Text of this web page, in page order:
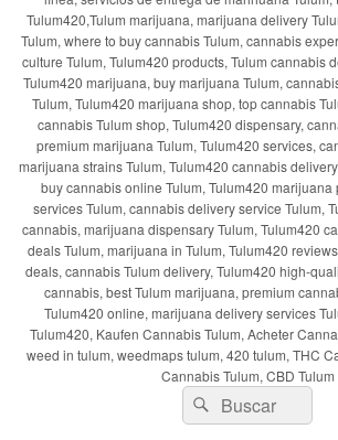
Tulum420,Tulum marijuana, marijuana delivery
Tulum, where to buy cannabis Tulum, cannabis
culture Tulum, Tulum420 products, Tulum cannabis
Tulum420 marijuana, buy marijuana Tulum,
Tulum, Tulum420 marijuana shop, top cannabis
cannabis Tulum shop, Tulum420 dispensary,
premium marijuana Tulum, Tulum420 services,
marijuana strains Tulum, Tulum420 cannabis
buy cannabis online Tulum, Tulum420 marijuana
services Tulum, cannabis delivery service Tulum,
cannabis, marijuana dispensary Tulum, Tulum420
deals Tulum, marijuana in Tulum, Tulum420
deals, cannabis Tulum delivery, Tulum420 high-
cannabis, best Tulum marijuana, premium
Tulum420 online, marijuana delivery services
Tulum420, Kaufen Cannabis Tulum, Acheter
weed in tulum, weedmaps tulum, 420 tulum, THC
Cannabis Tulum, CBD Tulum
Buscar
por:
Buscar